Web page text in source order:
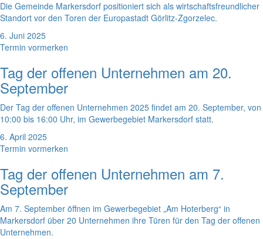
Die Gemeinde Markersdorf positioniert sich als wirtschaftsfreundlicher
Standort vor den Toren der Europastadt Görlitz-Zgorzelec.
6. Juni 2025
Termin vormerken
Tag der offenen Unternehmen am 20.
September
Der Tag der offenen Unternehmen 2025 findet am 20. September, von
10:00 bis 16:00 Uhr, im Gewerbegebiet Markersdorf statt.
6. April 2025
Termin vormerken
Tag der offenen Unternehmen am 7.
September
Am 7. September öffnen im Gewerbegebiet „Am Hoterberg“ in
Markersdorf über 20 Unternehmen ihre Türen für den Tag der offenen
Unternehmen.